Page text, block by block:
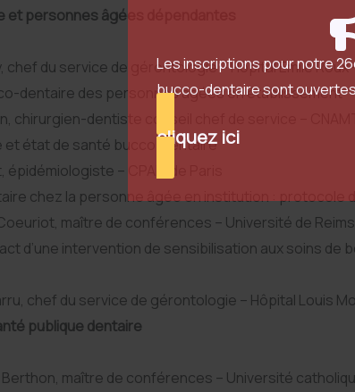
Les inscriptions pour notre
bucco-dentaire sont
cliquez ici
personnes âgées dépendantes
chef du service de gérontologie – Hôpital Emile
dentaire des personnes âgées en établissement
chirurgien-dentiste conseil chef de service –
et état de santé bucco-dentaire
épidémiologiste – CPAM de Paris
chez la personne âgée en institution : protocole
maître de conférences – Université de Reims
d’une intervention de sensibilisation aux soins de
chef du service de gérontologie – Hôpital Louis
publique dentaire
maître de conférences – Université